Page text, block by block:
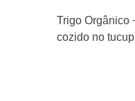
Trigo Orgânico
cozido no